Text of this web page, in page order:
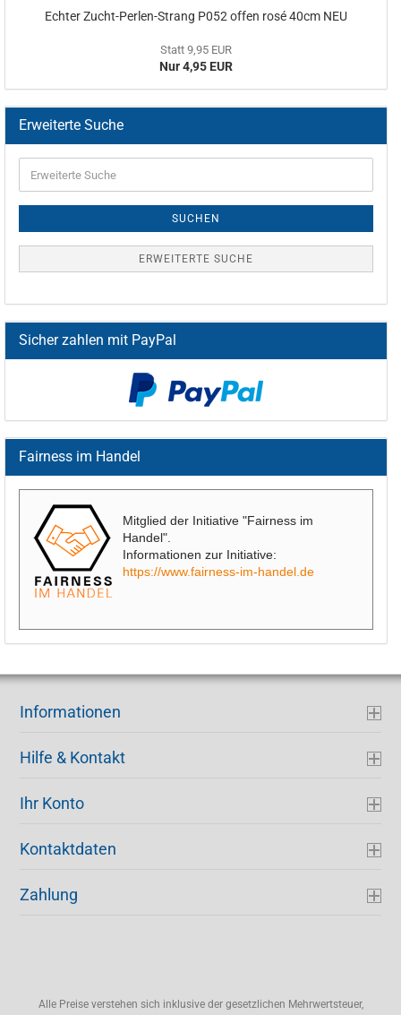
Echter Zucht-Perlen-Strang P052 offen rosé 40cm NEU
Statt 9,95 EUR
Nur 4,95 EUR
Erweiterte Suche
SUCHEN
ERWEITERTE SUCHE
Sicher zahlen mit PayPal
Fairness im Handel
Mitglied der Initiative "Fairness im
Handel".
Informationen zur Initiative:
https://www.fairness-im-handel.de
Informationen
Hilfe & Kontakt
Ihr Konto
Kontaktdaten
Zahlung
Alle Preise verstehen sich inklusive der gesetzlichen Mehrwertsteuer,